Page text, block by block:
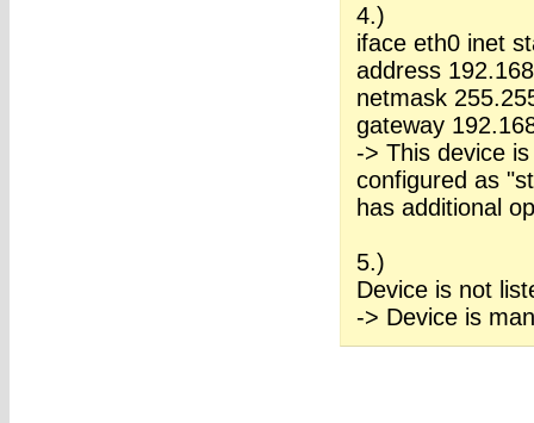
4.)
iface eth0 inet
address
netmask
gateway
-> This device
configured as
has additional
5.)
Device is not
-> Device is